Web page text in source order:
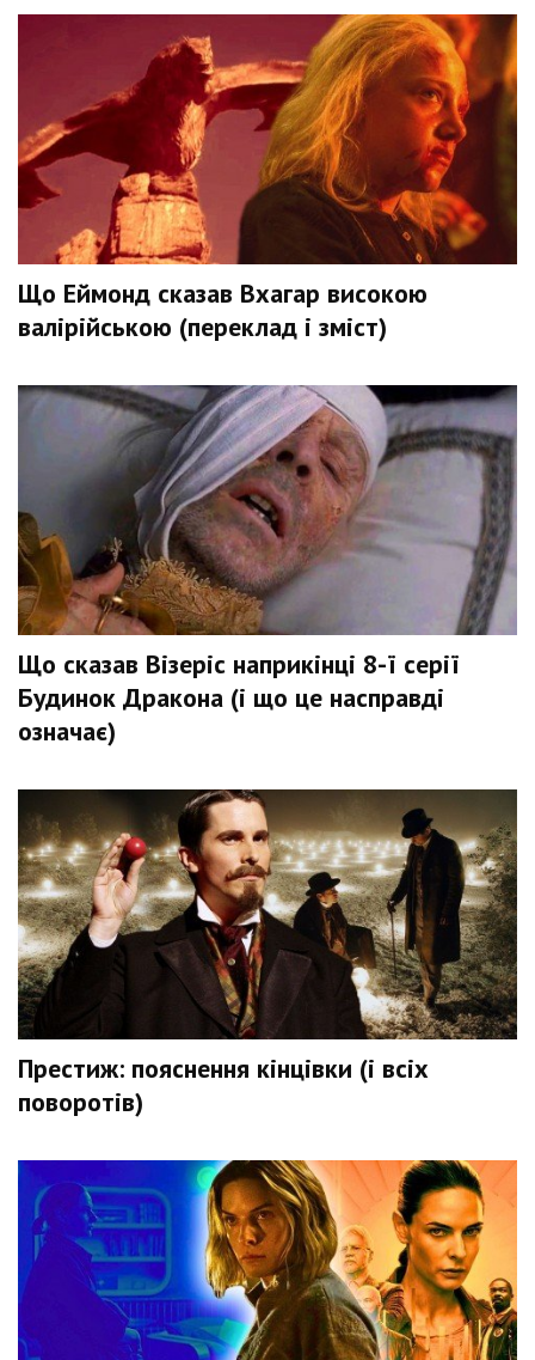
Що Еймонд сказав Вхагар високою
валірійською (переклад і зміст)
Що сказав Візеріс наприкінці 8-ї серії
Будинок Дракона (і що це насправді
означає)
Престиж: пояснення кінцівки (і всіх
поворотів)